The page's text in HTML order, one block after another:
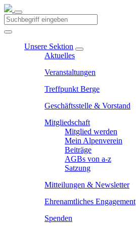
Unsere Sektion
Aktuelles
Veranstaltungen
Treffpunkt Berge
Geschäftsstelle & Vorstand
Mitgliedschaft
Mitglied werden
Mein Alpenverein
Beiträge
AGBs von a-z
Satzung
Mitteilungen & Newsletter
Ehrenamtliches Engagement
Spenden